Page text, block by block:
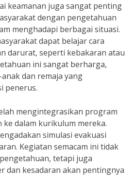
keamanan juga sangat penting
dengan pengetahuan
menghadapi berbagai situasi.
dapat belajar cara
darurat, seperti kebakaran atau
ini sangat berharga,
dan remaja yang
penerus.
mengintegrasikan program
ke dalam kurikulum mereka.
simulasi evakuasi
Kegiatan semacam ini tidak
tetapi juga
dan kesadaran akan pentingnya